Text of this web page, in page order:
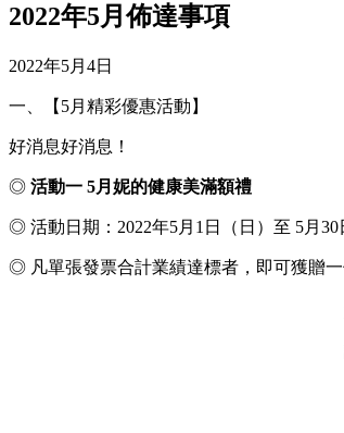
2022年5月佈達事項
2022年5月4日
一、【5月精彩優惠活動】
好消息好消息！
◎ 活動一 5月妮的健康美滿額禮
◎ 活動日期：2022年5月1日（日）至 5月30
◎ 凡單張發票合計業績達標者，即可獲贈